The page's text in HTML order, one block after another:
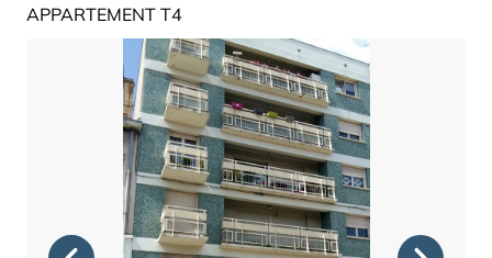
APPARTEMENT T4